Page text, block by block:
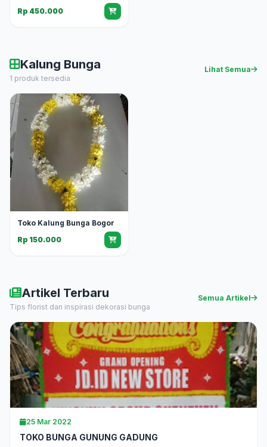
Rp 450.000
Kalung Bunga
1 produk tersedia
Lihat Semua
Toko Kalung Bunga Bogor
Rp 150.000
Artikel Terbaru
Tips florist dan inspirasi dekorasi bunga
Semua Artikel
25 Mar 2022
TOKO BUNGA GUNUNG GADUNG